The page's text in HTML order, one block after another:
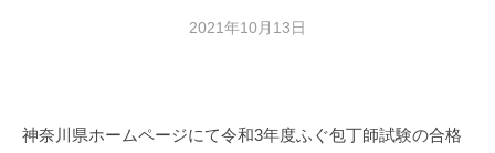
2021年10月13日
部
神奈川県ホームページにて令和3年度ふぐ包丁師試験の合格